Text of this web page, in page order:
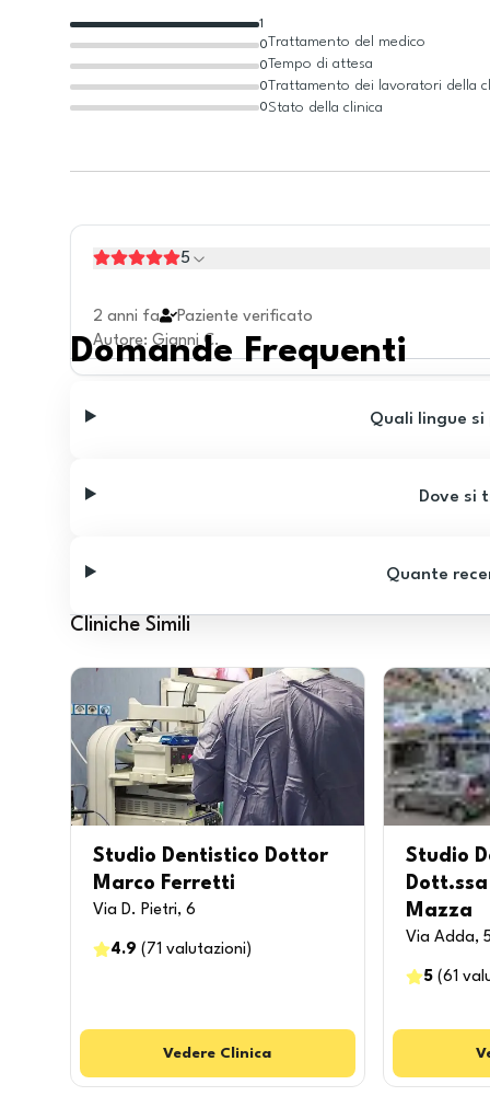
0
0
0
0
1
Trattamento del medico
Tempo di attesa
Trattamento dei lavoratori della
Stato della clinica
5
2 anni fa
Paziente verificato
Autore: Gianni C.
Domande Frequenti
Quali lingue si
Dove si
Quante
Cliniche Simili
Studio Dentistico Dottor
Marco Ferretti
Via D. Pietri, 6
4.9 ( 71 valutazioni )
Vedere Clinica
Studio
Mazza
Via Adda,
5(61